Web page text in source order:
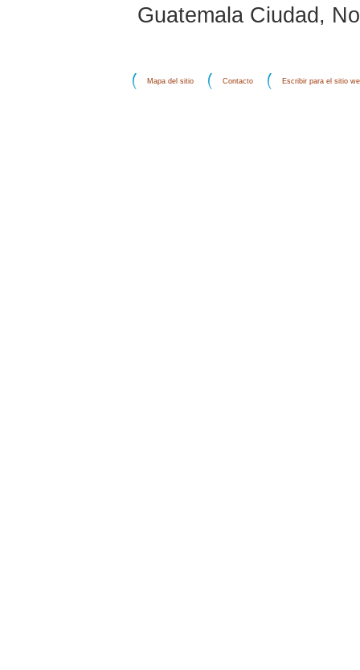
Guatemala Ciudad,
Mapa del sitio Contacto Escribir para el sitio